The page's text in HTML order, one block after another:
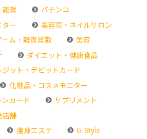
雑貨
パチンコ
ター
美容院・ネイルサロン
ム・雑貨買取
美容
ダイエット・健康食品
ジット・デビットカード
化粧品・コスメモニター
ンカード
サプリメント
店舗
痩身エステ
G-Style